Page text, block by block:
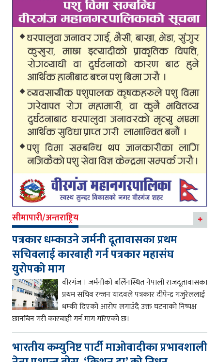
सीमापारी/अन्तराष्ट्रिय
पत्रकार धम्काउने जर्मनी दूतावासका प्रथम
सचिवलाई कारबाही गर्न पत्रकार महासंघ
युरोपको माग
वीरगंज । जर्मनीको बर्लिनस्थित नेपाली राजदूतावासका
प्रथम सचिव रन्जन यादवले पत्रकार दीपेन्द्र गजुरेललाई
धम्की दिएको आरोप लगाउँदै उक्त घटनाको निष्पक्ष
छानबिन गरी कारबाही गर्न माग गरिएको छ।
भारतीय कम्युनिष्ट पार्टी माओवादीका प्रभावशाली